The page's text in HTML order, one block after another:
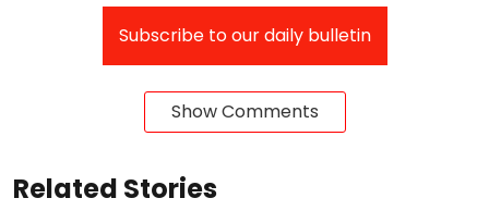
Subscribe to our daily bulletin
Show Comments
Related Stories